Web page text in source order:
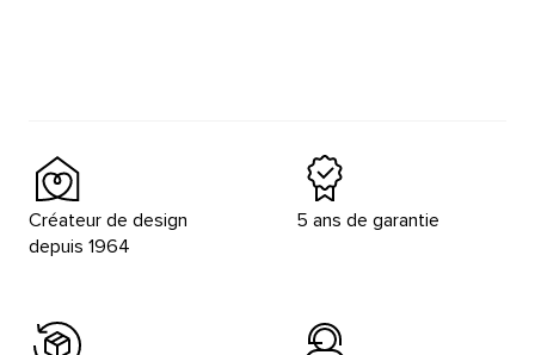
Créateur de design
depuis 1964
5 ans de garantie